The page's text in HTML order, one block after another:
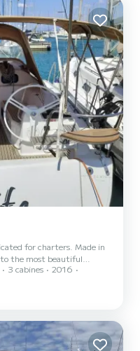
for charters. Made in
the most beautiful
8 passengers when
Z...
3 cabines
2016